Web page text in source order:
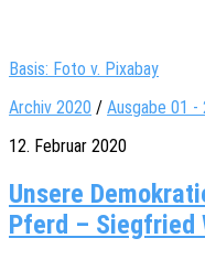
Basis: Foto v. Pixabay
Archiv 2020 / Ausgabe 01 -
12. Februar 2020
Unsere
Pferd – Siegfried